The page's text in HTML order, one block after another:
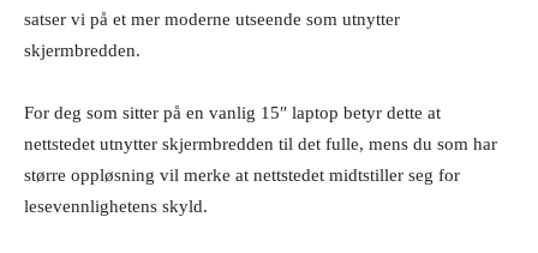
satser vi på et mer moderne utseende som utnytter
skjermbredden.
For deg som sitter på en vanlig 15″ laptop betyr dette at
nettstedet utnytter skjermbredden til det fulle, mens du som har
større oppløsning vil merke at nettstedet midtstiller seg for
lesevennlighetens skyld.